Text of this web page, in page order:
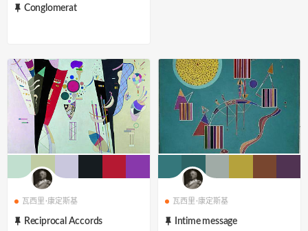
Conglomerat
瓦西里·康定斯基
Reciprocal Accords
瓦西里·康定斯基
Intime message